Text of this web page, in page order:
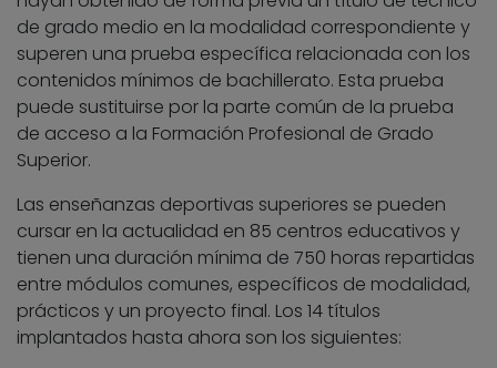
de grado medio en la modalidad correspondiente y
superen una prueba específica relacionada con los
contenidos mínimos de bachillerato. Esta prueba
puede sustituirse por la parte común de la prueba
de acceso a la Formación Profesional de Grado
Superior.
Las enseñanzas deportivas superiores se pueden
cursar en la actualidad en 85 centros educativos y
tienen una duración mínima de 750 horas repartidas
entre módulos comunes, específicos de modalidad,
prácticos y un proyecto final. Los 14 títulos
implantados hasta ahora son los siguientes: